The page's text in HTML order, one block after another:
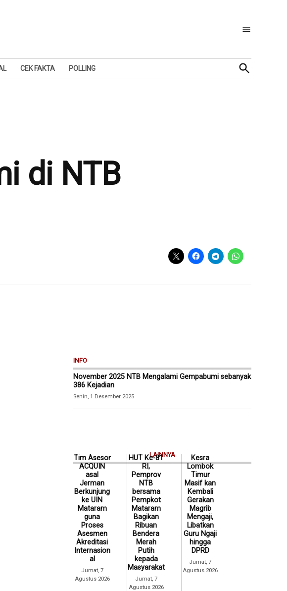
CEK FAKTA POLLING
Open
Search
di NTB
INFO
November 2025 NTB Mengalami Gempabumi sebanyak
386 Kejadian
Senin, 1 Desember 2025
LAINNYA
Tim Asesor
ACQUIN
asal
Jerman
Berkunjung
ke UIN
Mataram
guna
Proses
Asesmen
Akreditasi
Internasion
al
Jumat, 7
Agustus 2026
HUT Ke-81
RI,
Pemprov
NTB
bersama
Pempkot
Mataram
Bagikan
Ribuan
Bendera
Merah
Putih
kepada
Masyarakat
Jumat, 7
Agustus 2026
Kesra
Lombok
Timur
Masif kan
Kembali
Gerakan
Magrib
Mengaji,
Libatkan
Guru Ngaji
hingga
DPRD
Jumat, 7
Agustus 2026